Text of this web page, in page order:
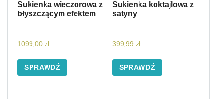
Sukienka wieczorowa z
błyszczącym efektem
1099,00 zł
SPRAWDŹ
Sukienka koktajlowa z
satyny
399,99 zł
SPRAWDŹ